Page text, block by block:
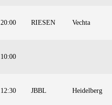
20:00 RIESEN Vechta
10:00
12:30 JBBL Heidelberg